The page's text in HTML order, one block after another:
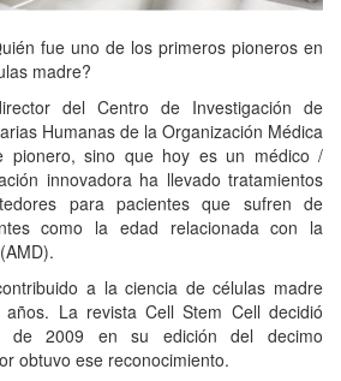
fue uno de los primeros pioneros en
madre?
del Centro de Investigación de
Humanas de la Organización Médica
pionero, sino que hoy es un médico /
innovadora ha llevado tratamientos
para pacientes que sufren de
como la edad relacionada con la
a la ciencia de células madre
La revista Cell Stem Cell decidió
de 2009 en su edición del decimo
obtuvo ese reconocimiento.